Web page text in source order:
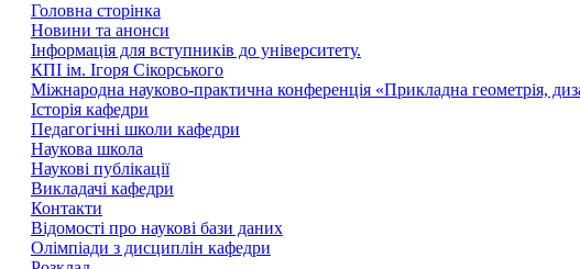
Головна сторінка
Новини та анонси
Інформація для вступників до університету.
КПІ ім. Ігоря Сікорського
Міжнародна науково-практична конференція «Прикладна геометрія,
Історія кафедри
Педагогічні школи кафедри
Наукова школа
Наукові публікації
Викладачі кафедри
Контакти
Відомості про наукові бази даних
Олімпіади з дисциплін кафедри